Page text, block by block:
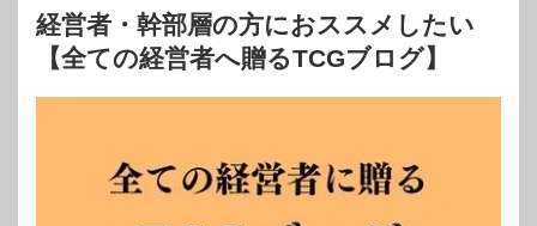
経営者・幹部層の方におススメしたい
【全ての経営者へ贈るTCGブログ】